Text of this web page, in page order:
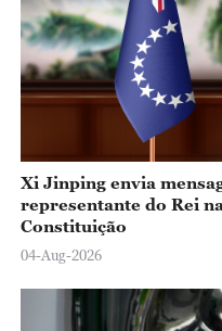
Xi Jinping envia
representante do Rei
Constituição
04-Aug-2026